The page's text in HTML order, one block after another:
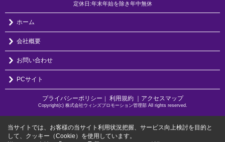
定休日:年末年始を除き年中無休
ホーム
会社概要
お問い合わせ
PCサイト
プライバシーポリシー 利用規約 ｜アクセスマップ
Copyright(c) 株式会社ウィンズプロモーション管理部 All rights reserved.
当サイトでは、お客様の当サイト利用状況把握、サービス向上検討を目的と
して、クッキー（Cookie）を使用しています。